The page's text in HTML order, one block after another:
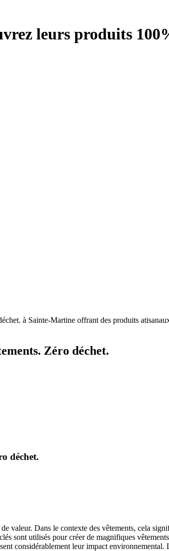
leurs produits
Zéro déchet.
déchet.
valeur. Dans le contexte des vêtements, cela
sont utilisés pour créer de magnifiques
considérablement leur impact environnemental.